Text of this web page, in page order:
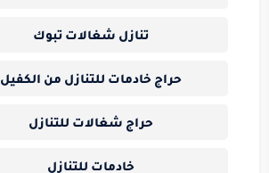
تنازل شغالات تبوك
حراج خادمات للتنازل من الكفيل
حراج شغالات للتنازل
خادمات للتنازل